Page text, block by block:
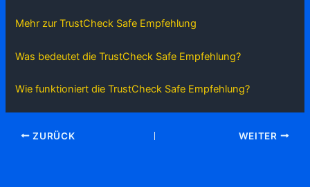
Mehr zur TrustCheck Safe Empfehlung
Was bedeutet die TrustCheck Safe Empfehlung?
Wie funktioniert die TrustCheck Safe Empfehlung?
ZURÜCK WEITER